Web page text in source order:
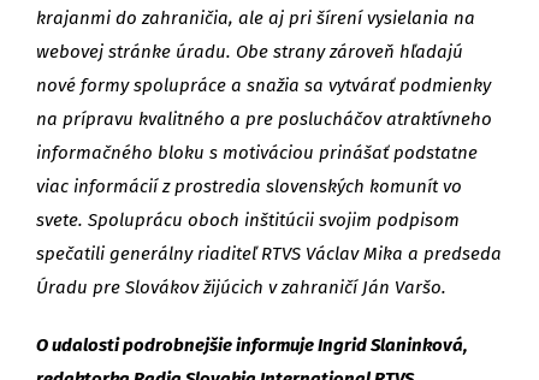
krajanmi do zahraničia, ale aj pri šírení vysielania na
webovej stránke úradu. Obe strany zároveň hľadajú
nové formy spolupráce a snažia sa vytvárať podmienky
na prípravu kvalitného a pre poslucháčov atraktívneho
informačného bloku s motiváciou prinášať podstatne
viac informácií z prostredia slovenských komunít vo
svete. Spoluprácu oboch inštitúcii svojim podpisom
spečatili generálny riaditeľ RTVS Václav Mika a predseda
Úradu pre Slovákov žijúcich v zahraničí Ján Varšo.
O udalosti podrobnejšie informuje Ingrid Slaninková,